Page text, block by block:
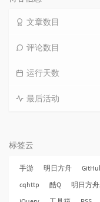
文章数目
评论数目
运行天数
最后活动
标签云
手游 明日方舟
cqhttp
酷Q 明日方